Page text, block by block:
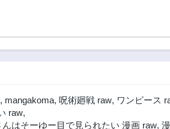
, mangakoma, 呪術廻戦 raw, ワンピース
raw,
はそーゆー目で見られたい 漫画 raw,